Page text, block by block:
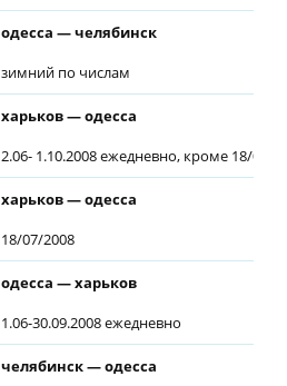
одесса — челябинск
зимний по числам
харьков — одесса
2.06- 1.10.2008 ежедневно, кроме 18/07/
харьков — одесса
18/07/2008
одесса — харьков
1.06-30.09.2008 ежедневно
челябинск — одесса